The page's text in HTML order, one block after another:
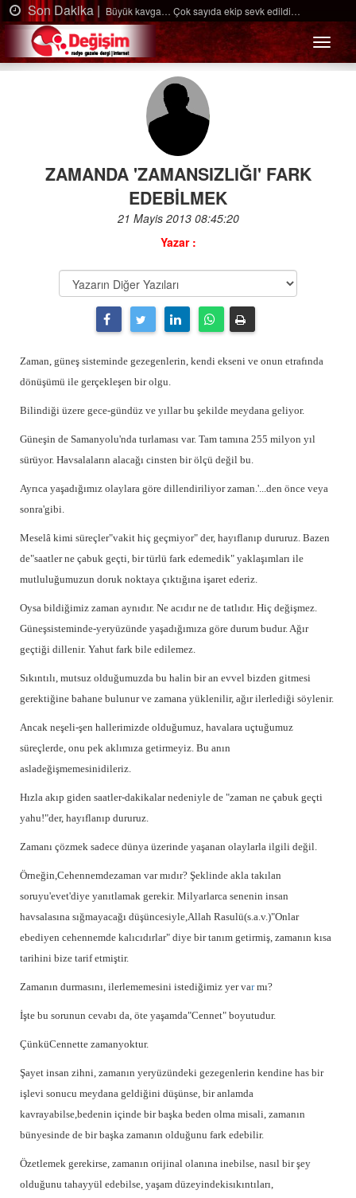
edildi… Son Dakika |Ağaçtan düştü…
Menü
ZAMANDA 'ZAMANSIZLIĞI' FARK
EDEBİLMEK
21 Mayis 2013 08:45:20
Yazar :
Zaman, güneş sisteminde gezegenlerin, kendi ekseni ve onun etrafında
dönüşümü ile gerçekleşen bir olgu.
Bilindiği üzere gece-gündüz ve yıllar bu şekilde meydana geliyor.
Güneşin de Samanyolu'nda turlaması var. Tam tamına 255 milyon yıl
sürüyor. Havsalaların alacağı cinsten bir ölçü değil bu.
Ayrıca yaşadığımız olaylara göre dillendiriliyor zaman.'...den önce veya
sonra'gibi.
Meselâ kimi süreçler"vakit hiç geçmiyor" der, hayıflanıp dururuz. Bazen
de"saatler ne çabuk geçti, bir türlü fark edemedik" yaklaşımları ile
mutluluğumuzun doruk noktaya çıktığına işaret ederiz.
Oysa bildiğimiz zaman aynıdır. Ne acıdır ne de tatlıdır. Hiç değişmez.
Güneşsisteminde-yeryüzünde yaşadığımıza göre durum budur. Ağır
geçtiği dillenir. Yahut fark bile edilemez.
Sıkıntılı, mutsuz olduğumuzda bu halin bir an evvel bizden gitmesi
gerektiğine bahane bulunur ve zamana yüklenilir, ağır ilerlediği söylenir.
Ancak neşeli-şen hallerimizde olduğumuz, havalara uçtuğumuz
süreçlerde, onu pek aklımıza getirmeyiz. Bu anın
asladeğişmemesinidileriz.
Hızla akıp giden saatler-dakikalar nedeniyle de "zaman ne çabuk geçti
yahu!"der, hayıflanıp dururuz.
Zamanı çözmek sadece dünya üzerinde yaşanan olaylarla ilgili değil.
Örneğin,Cehennemdezaman var mıdır? Şeklinde akla takılan
soruyu'evet'diye yanıtlamak gerekir. Milyarlarca senenin insan
havsalasına sığmayacağı düşüncesiyle,Allah Rasulü(s.a.v.)"Onlar
ebediyen cehennemde kalıcıdırlar" diye bir tanım getirmiş, zamanın kısa
tarihini bize tarif etmiştir.
Zamanın durmasını, ilerlememesini istediğimiz yer varmı?
İşte bu sorunun cevabı da, öte yaşamda"Cennet" boyutudur.
ÇünküCennette zamanyoktur.
Şayet insan zihni, zamanın yeryüzündeki gezegenlerin kendine has bir
işlevi sonucu meydana geldiğini düşünse, bir anlamda
kavrayabilse,bedenin içinde bir başka beden olma misali, zamanın
bünyesinde de bir başka zamanın olduğunu fark edebilir.
Özetlemek gerekirse, zamanın orijinal olanına inebilse, nasıl bir şey
olduğunu tahayyül edebilse, yaşam düzeyindekisıkıntıları,